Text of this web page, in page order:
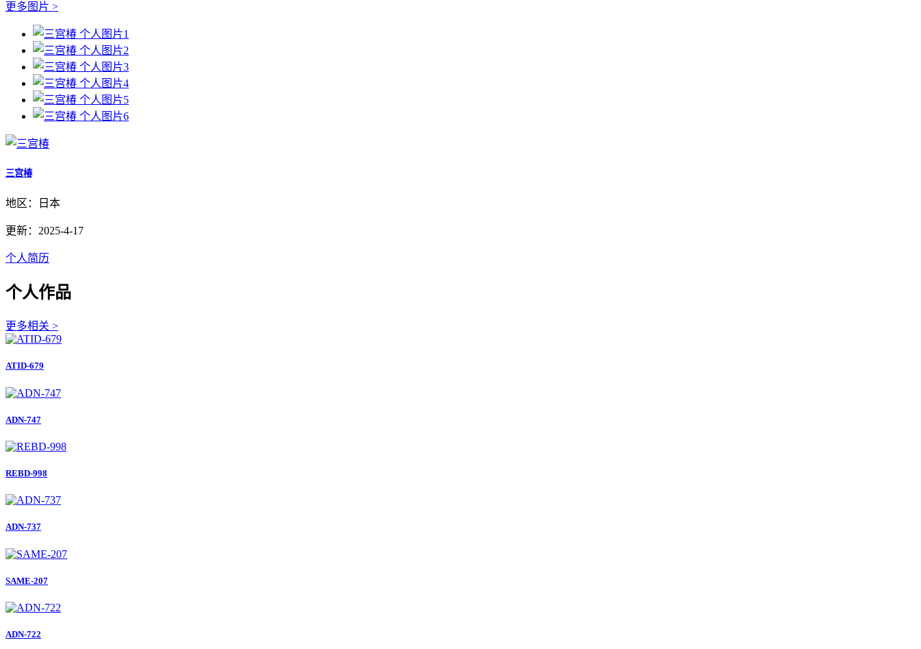
更多图片 >
三宫椿
地区：日本
更新：2025-4-17
个人简历
个人作品
更多相关 >
ATID-679
ADN-747
REBD-998
ADN-737
SAME-207
ADN-722